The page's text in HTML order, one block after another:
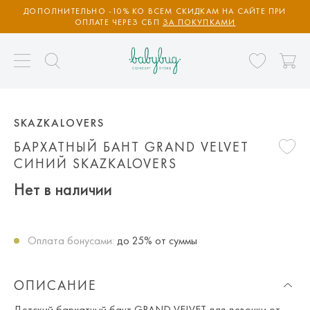
ДОПОЛНИТЕЛЬНО -10% КО ВСЕМ СКИДКАМ НА САЙТЕ ПРИ
ОПЛАТЕ ЧЕРЕЗ СБП ЗА ПОКУПКАМИ
БАРХАТНЫЙ БАНТ GRAND VELVET
СИНИЙ SKAZKALOVERS
SKAZKALOVERS
Нет в наличии
Оплата бонусами: до 25% от суммы
ОПИСАНИЕ